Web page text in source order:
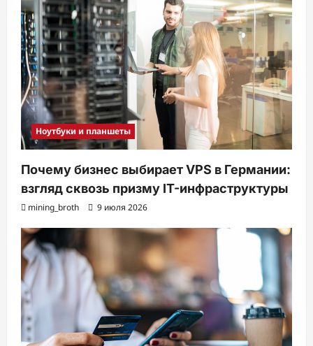
Ноутбуки и планшеты
Почему бизнес выбирает VPS в Германии:
взгляд сквозь призму IT-инфраструктуры
mining_broth 9 июля 2026